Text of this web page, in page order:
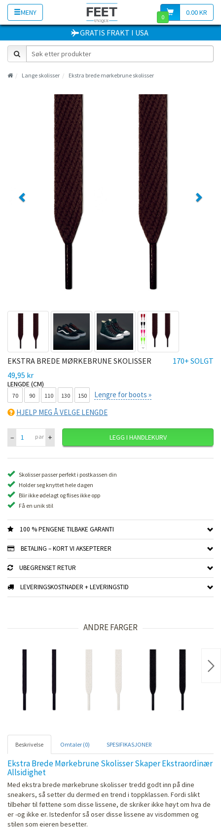
MENY 0.00 KR
0
GRATIS FRAKT I USA
Lange skolisser Ekstra brede mørkebrune skolisser
Previous
170+ SOLGT
EKSTRA BREDE MØRKEBRUNE SKOLISSER
49,95 kr
LENGDE (CM)
70 90 110 130 150
Lengre for boots »
HJELP MEG Å VELGE LENGDE
– par + LEGG I HANDLEKURV
Skolisser passer perfekt i postkassen din
Holder seg knyttet hele dagen
Blir ikke ødelagt og flises ikke opp
Få en unik stil
100 % PENGENE TILBAKE GARANTI
BETALING – KORT VI AKSEPTERER
UBEGRENSET RETUR
LEVERINGSKOSTNADER + LEVERINGSTID
ANDRE FARGER
Beskrivelse Omtaler (0) SPESIFIKASJONER
Ekstra Brede Mørkebrune Skolisser Skaper Ekstraordinær
Allsidighet
Med ekstra brede mørkebrune skolisser tredd godt inn på dine
sneakers, så setter du dermed en trend i toppklassen. Fordi slikt
tilbehør til føttene som disse lissene, de skriker ikke høyt om hva de
er -og ikke er. Istedenfor så oser disse lissene av visdommen og
stilen som eieren besetter.